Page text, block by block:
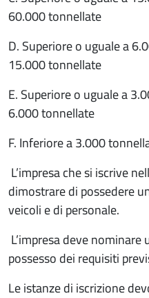
60.000 tonnellate
D. Superiore o uguale a
15.000 tonnellate
E. Superiore o uguale a
6.000 tonnellate
F. Inferiore a 3.000
L’impresa che si iscrive
dimostrare di possedere
veicoli e di personale.
L’impresa deve nominare
possesso dei requisiti
Le istanze di iscrizione